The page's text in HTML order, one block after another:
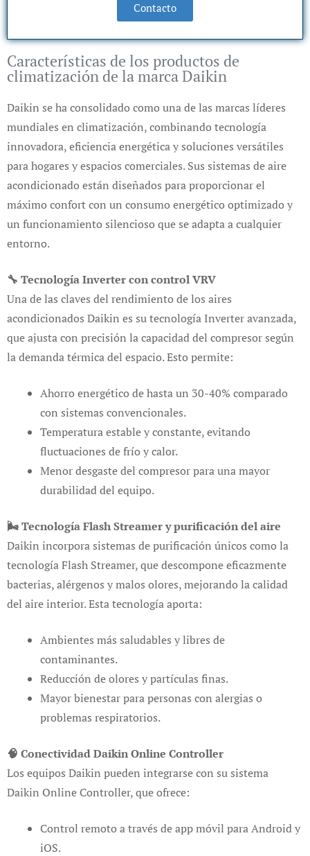
Contacto
Características de los productos de
climatización de la marca Daikin
Daikin se ha consolidado como una de las marcas líderes
mundiales en climatización, combinando tecnología
innovadora, eficiencia energética y soluciones versátiles
para hogares y espacios comerciales. Sus sistemas de aire
acondicionado están diseñados para proporcionar el
máximo confort con un consumo energético optimizado y
un funcionamiento silencioso que se adapta a cualquier
entorno.
🔧 Tecnología Inverter con control VRV
Una de las claves del rendimiento de los aires
acondicionados Daikin es su tecnología Inverter avanzada,
que ajusta con precisión la capacidad del compresor según
la demanda térmica del espacio. Esto permite:
Ahorro energético de hasta un 30-40% comparado
con sistemas convencionales.
Temperatura estable y constante, evitando
fluctuaciones de frío y calor.
Menor desgaste del compresor para una mayor
durabilidad del equipo.
🌬️ Tecnología Flash Streamer y purificación del aire
Daikin incorpora sistemas de purificación únicos como la
tecnología Flash Streamer, que descompone eficazmente
bacterias, alérgenos y malos olores, mejorando la calidad
del aire interior. Esta tecnología aporta:
Ambientes más saludables y libres de
contaminantes.
Reducción de olores y partículas finas.
Mayor bienestar para personas con alergias o
problemas respiratorios.
🧠 Conectividad Daikin Online Controller
Los equipos Daikin pueden integrarse con su sistema
Daikin Online Controller, que ofrece:
Control remoto a través de app móvil para Android y
iOS.